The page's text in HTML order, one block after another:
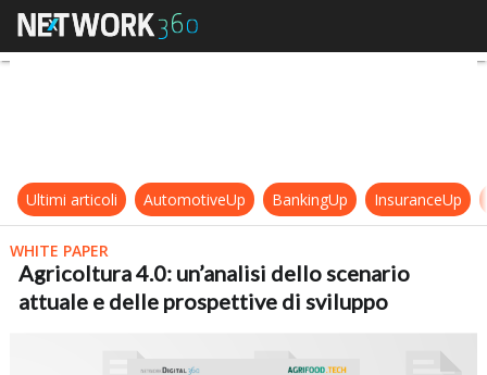
Agricoltura 4.0: un’analisi dello
Ultimi articoli AutomotiveUp BankingUp InsuranceUp
WHITE PAPER
Agricoltura 4.0: un’analisi dello scenario
attuale e delle prospettive di sviluppo